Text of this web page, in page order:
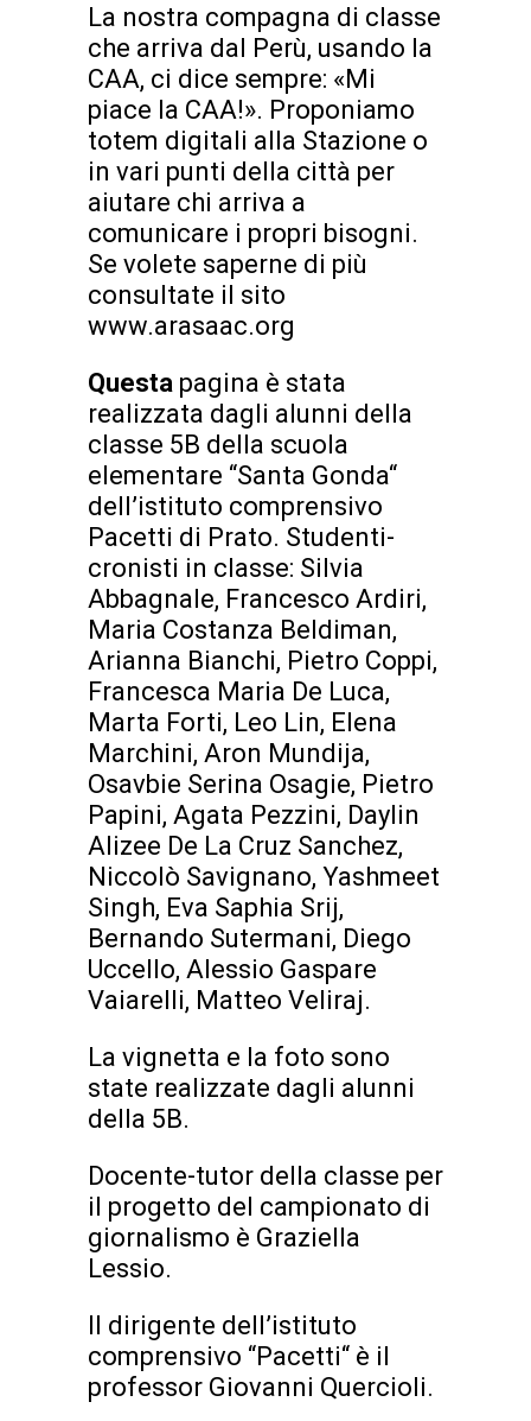
La nostra compagna di classe
che arriva dal Perù, usando la
CAA, ci dice sempre: «Mi
piace la CAA!». Proponiamo
totem digitali alla Stazione o
in vari punti della città per
aiutare chi arriva a
comunicare i propri bisogni.
Se volete saperne di più
consultate il sito
www.arasaac.org
Questa pagina è stata
realizzata dagli alunni della
classe 5B della scuola
elementare “Santa Gonda“
dell’istituto comprensivo
Pacetti di Prato. Studenti-
cronisti in classe: Silvia
Abbagnale, Francesco Ardiri,
Maria Costanza Beldiman,
Arianna Bianchi, Pietro Coppi,
Francesca Maria De Luca,
Marta Forti, Leo Lin, Elena
Marchini, Aron Mundija,
Osavbie Serina Osagie, Pietro
Papini, Agata Pezzini, Daylin
Alizee De La Cruz Sanchez,
Niccolò Savignano, Yashmeet
Singh, Eva Saphia Srij,
Bernando Sutermani, Diego
Uccello, Alessio Gaspare
Vaiarelli, Matteo Veliraj.
La vignetta e la foto sono
state realizzate dagli alunni
della 5B.
Docente-tutor della classe per
il progetto del campionato di
giornalismo è Graziella
Lessio.
Il dirigente dell’istituto
comprensivo “Pacetti“ è il
professor Giovanni Quercioli.